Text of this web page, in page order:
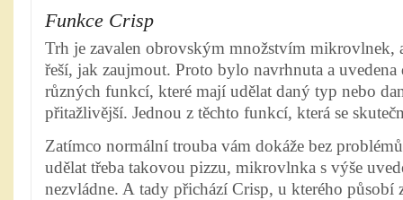
Funkce Crisp
Trh je zavalen obrovským množstvím mikrovlnek,
řeší, jak zaujmout. Proto bylo navrhnuta a uvedena
různých funkcí, které mají udělat daný typ nebo
přitažlivější. Jednou z těchto funkcí, která se
Zatímco normální trouba vám dokáže bez
udělat třeba takovou pizzu, mikrovlnka s výše
nezvládne. A tady přichází Crisp, u kterého působí